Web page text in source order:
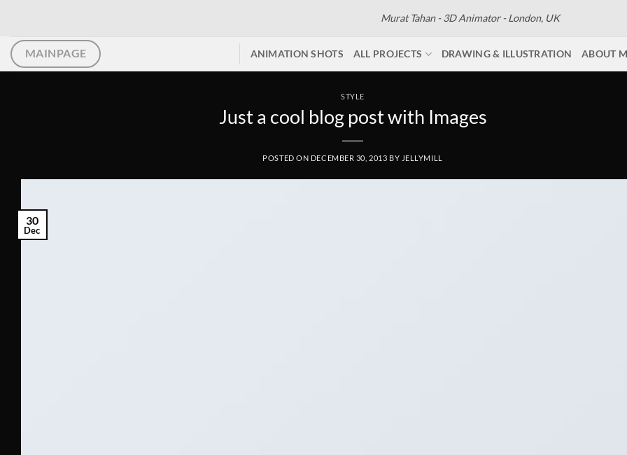
content
Murat Tahan - 3D Animator - London, UK
MAINPAGE ANIMATION SHOTS ALL PROJECTS DRAWING & ILLUSTRATION ABOUT
STYLE
Just a cool blog post with Images
POSTED ON DECEMBER 30, 2013 BY JELLYMILL
30
Dec